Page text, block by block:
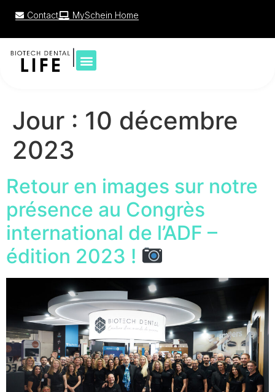
Contact MySchein Home
|
Jour : 10 décembre
2023
Retour en images sur notre
présence au Congrès
international de l’ADF –
édition 2023 !